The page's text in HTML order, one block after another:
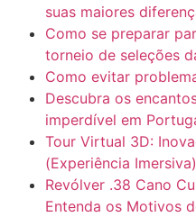
suas maiores
Como se preparar
torneio de seleções
Como evitar
Descubra os
imperdível em
Tour Virtual 3D:
(Experiência Imersiva)
Revólver .38 Cano
Entenda os Motivos